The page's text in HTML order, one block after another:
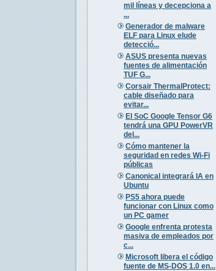
mil líneas y decepciona a
...
Generador de malware
ELF para Linux elude
detecció...
ASUS presenta nuevas
fuentes de alimentación
TUF G...
Corsair ThermalProtect:
cable diseñado para
evitar...
El SoC Google Tensor G6
tendrá una GPU PowerVR
del...
Cómo mantener la
seguridad en redes Wi-Fi
públicas
Canonical integrará IA en
Ubuntu
PS5 ahora puede
funcionar con Linux como
un PC gamer
Google enfrenta protesta
masiva de empleados por
c...
Microsoft libera el código
fuente de MS-DOS 1.0 en...